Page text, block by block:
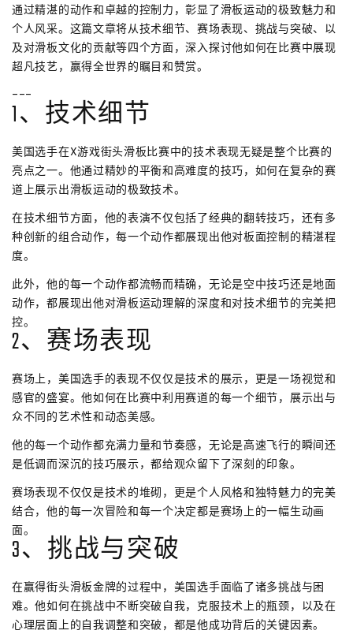
通过精湛的动作和卓越的控制力，彰显了滑板运动的极致魅力和
个人风采。这篇文章将从技术细节、赛场表现、挑战与突破、以
及对滑板文化的贡献等四个方面，深入探讨他如何在比赛中展现
超凡技艺，赢得全世界的瞩目和赞赏。
---
1、技术细节
美国选手在X游戏街头滑板比赛中的技术表现无疑是整个比赛的
亮点之一。他通过精妙的平衡和高难度的技巧，如何在复杂的赛
道上展示出滑板运动的极致技术。
在技术细节方面，他的表演不仅包括了经典的翻转技巧，还有多
种创新的组合动作，每一个动作都展现出他对板面控制的精湛程
度。
此外，他的每一个动作都流畅而精确，无论是空中技巧还是地面
动作，都展现出他对滑板运动理解的深度和对技术细节的完美把
控。
2、赛场表现
赛场上，美国选手的表现不仅仅是技术的展示，更是一场视觉和
感官的盛宴。他如何在比赛中利用赛道的每一个细节，展示出与
众不同的艺术性和动态美感。
他的每一个动作都充满力量和节奏感，无论是高速飞行的瞬间还
是低调而深沉的技巧展示，都给观众留下了深刻的印象。
赛场表现不仅仅是技术的堆砌，更是个人风格和独特魅力的完美
结合，他的每一次冒险和每一个决定都是赛场上的一幅生动画
面。
3、挑战与突破
在赢得街头滑板金牌的过程中，美国选手面临了诸多挑战与困
难。他如何在挑战中不断突破自我，克服技术上的瓶颈，以及在
心理层面上的自我调整和突破，都是他成功背后的关键因素。